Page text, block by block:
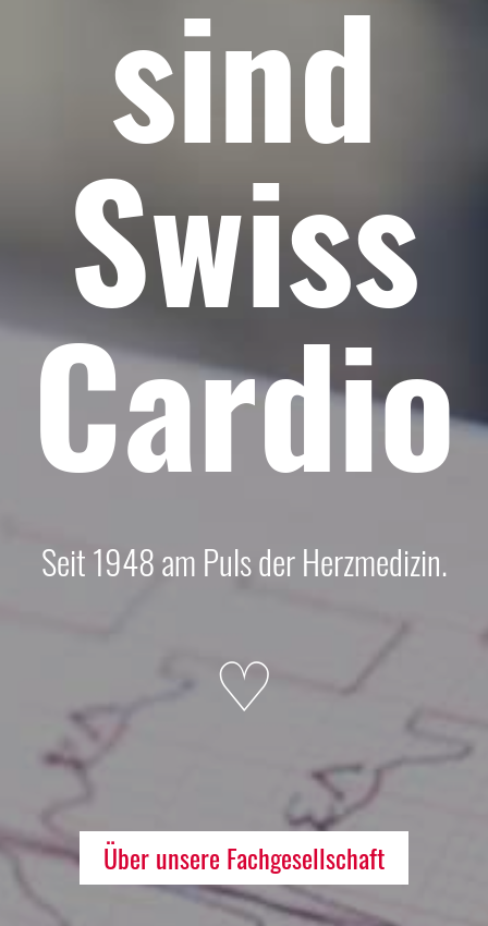
sind
Swiss
Cardio
Seit 1948 am Puls der Herzmedizin.
♡
Über unsere Fachgesellschaft